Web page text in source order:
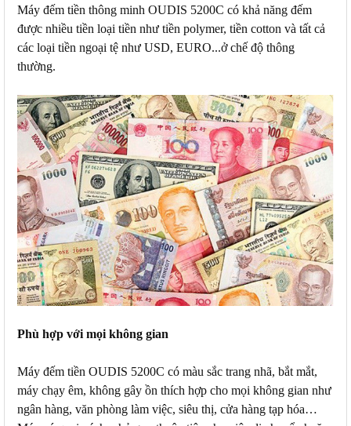
Máy đếm tiền thông minh OUDIS 5200C có khả năng đếm
được nhiều tiền loại tiền như tiền polymer, tiền cotton và tất cả
các loại tiền ngoại tệ như USD, EURO...ở chế độ thông
thường.
Phù hợp với mọi không gian
Máy đếm tiền OUDIS 5200C có màu sắc trang nhã, bắt mắt,
máy chạy êm, không gây ồn thích hợp cho mọi không gian như
ngân hàng, văn phòng làm việc, siêu thị, cửa hàng tạp hóa…